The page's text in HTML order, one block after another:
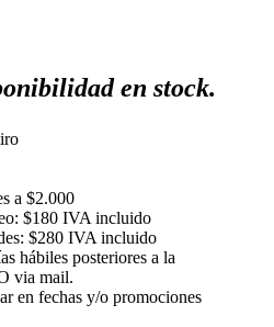
en stock.
a $2.000
$180 IVA incluido
$280 IVA incluido
hábiles posteriores a la
via mail.
en fechas y/o promociones